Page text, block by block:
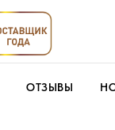
ОТЗЫВЫ